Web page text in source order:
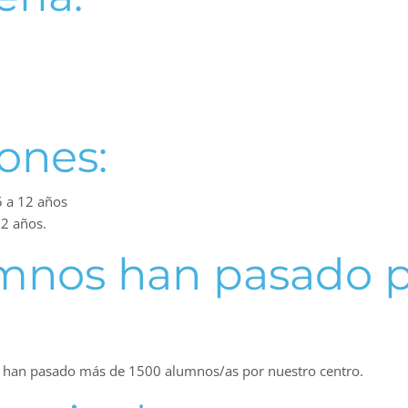
a 12 años
años.
han pasado
pasado más de 1500 alumnos/as por nuestro centro.